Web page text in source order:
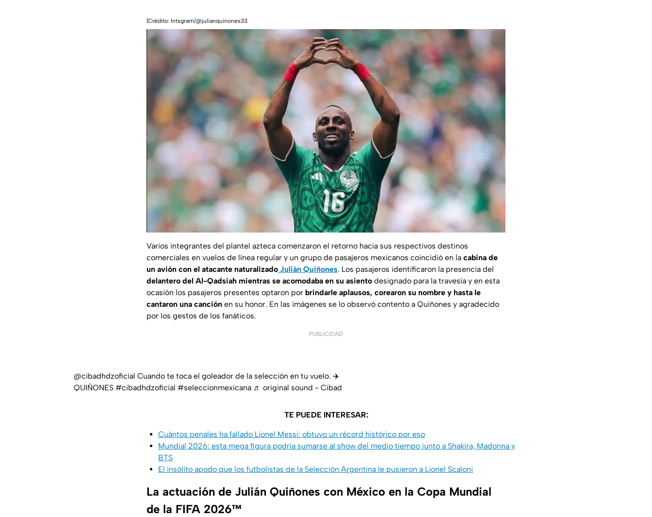
|Crédito: Intsgram/@julianquinones33
Varios integrantes del plantel azteca comenzaron el retorno hacia sus respectivos destinos
comerciales en vuelos de línea regular y un grupo de pasajeros mexicanos coincidió en la cabina de
un avión con el atacante naturalizado Julián Quiñones. Los pasajeros identificaron la presencia del
delantero del Al-Qadsiah mientras se acomodaba en su asiento designado para la travesía y en esta
ocasión los pasajeros presentes optaron por brindarle aplausos, corearon su nombre y hasta le
cantaron una canción en su honor. En las imágenes se lo observó contento a Quiñones y agradecido
por los gestos de los fanáticos.
PUBLICIDAD
@cibadhdzoficial Cuando te toca el goleador de la selección en tu vuelo. ✈️
QUIÑONES #cibadhdzoficial #seleccionmexicana ♬ original sound - Cibad
TE PUEDE INTERESAR:
Cuántos penales ha fallado Lionel Messi: obtuvo un récord histórico por eso
Mundial 2026: esta mega figura podría sumarse al show del medio tiempo junto a Shakira, Madonna y
BTS
El insólito apodo que los futbolistas de la Selección Argentina le pusieron a Lionel Scaloni
La actuación de Julián Quiñones con México en la Copa Mundial
de la FIFA 2026™